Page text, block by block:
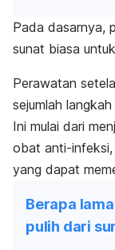
Pada dasarnya,
sunat biasa
Perawatan
sejumlah
Ini mulai dari
obat anti-infeksi,
yang dapat
Berapa
pulih dari